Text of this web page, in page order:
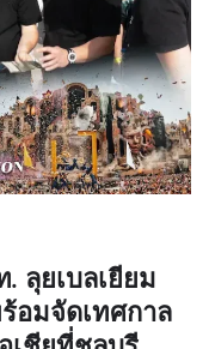
ลุยเบลเยียม
อมจัดเทศกาล